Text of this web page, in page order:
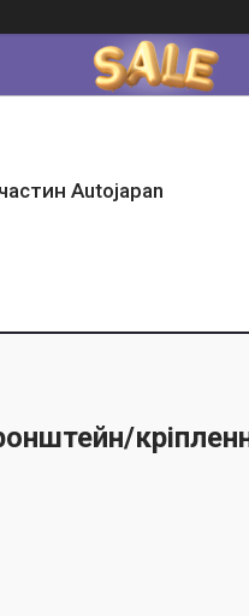
Autojapan